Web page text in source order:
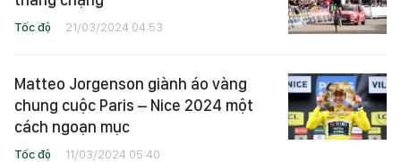
Tốc độ 21/03/2024 04:53
Matteo Jorgenson giành áo vàng
chung cuộc Paris – Nice 2024 một
cách ngoạn mục
Tốc độ 11/03/2024 05:40